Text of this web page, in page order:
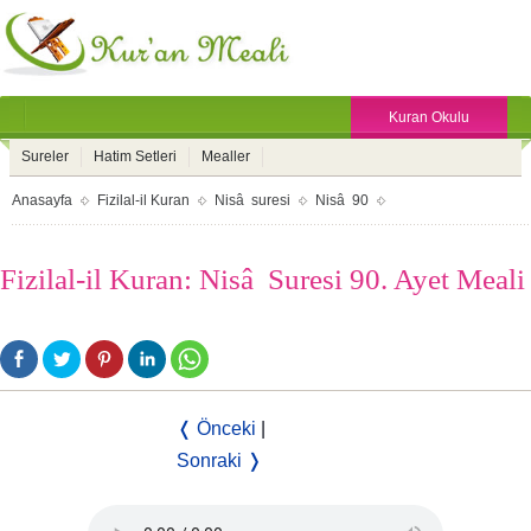
Kuran Okulu
Sureler Hatim Setleri Mealler
Anasayfa Fizilal-il Kuran Nisâ suresi Nisâ 90
Fizilal-il Kuran: Nisâ Suresi 90. Ayet Meali
❬ Önceki
Sonraki ❭